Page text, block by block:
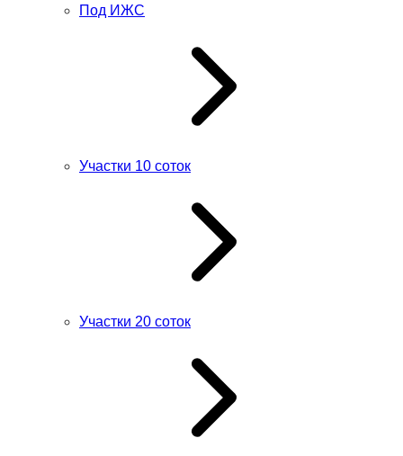
Под ИЖС
Участки 10 соток
Участки 20 соток